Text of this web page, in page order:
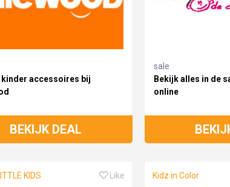
kinder accessoires bij
BEKIJK DEAL
sale
Bekijk alles in de
online
KIDS Like Kidz in Color